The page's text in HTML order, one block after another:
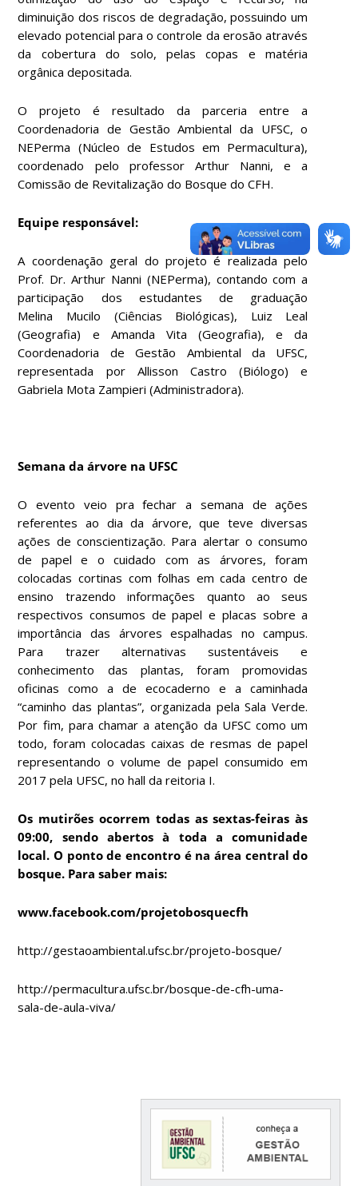
diminuição dos riscos de degradação, possuindo um
elevado potencial para o controle da erosão através
da cobertura do solo, pelas copas e matéria
orgânica depositada.
O projeto é resultado da parceria entre a
Coordenadoria de Gestão Ambiental da UFSC, o
NEPerma (Núcleo de Estudos em Permacultura),
coordenado pelo professor Arthur Nanni, e a
Comissão de Revitalização do Bosque do CFH.
Equipe responsável:
A coordenação geral do projeto é realizada pelo
Prof. Dr. Arthur Nanni (NEPerma), contando com a
participação dos estudantes de graduação
Melina Mucilo (Ciências Biológicas), Luiz Leal
(Geografia) e Amanda Vita (Geografia), e da
Coordenadoria de Gestão Ambiental da UFSC,
representada por Allisson Castro (Biólogo) e
Gabriela Mota Zampieri (Administradora).
Semana da árvore na UFSC
O evento veio pra fechar a semana de ações
referentes ao dia da árvore, que teve diversas
ações de conscientização. Para alertar o consumo
de papel e o cuidado com as árvores, foram
colocadas cortinas com folhas em cada centro de
ensino trazendo informações quanto ao seus
respectivos consumos de papel e placas sobre a
importância das árvores espalhadas no campus.
Para trazer alternativas sustentáveis e
conhecimento das plantas, foram promovidas
oficinas como a de ecocaderno e a caminhada
“caminho das plantas”, organizada pela Sala Verde.
Por fim, para chamar a atenção da UFSC como um
todo, foram colocadas caixas de resmas de papel
representando o volume de papel consumido em
2017 pela UFSC, no hall da reitoria I.
Os mutirões ocorrem todas as sextas-feiras às
09:00, sendo abertos à toda a comunidade
local. O ponto de encontro é na área central do
bosque. Para saber mais:
www.facebook.com/projetobosquecfh
http://gestaoambiental.ufsc.br/projeto-bosque/
http://permacultura.ufsc.br/bosque-de-cfh-uma-
sala-de-aula-viva/